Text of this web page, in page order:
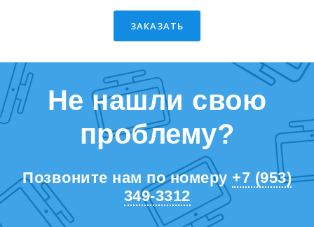
ЗАКАЗАТЬ
Не нашли свою
проблему?
Позвоните нам по номеру +7 (953)
349-3312